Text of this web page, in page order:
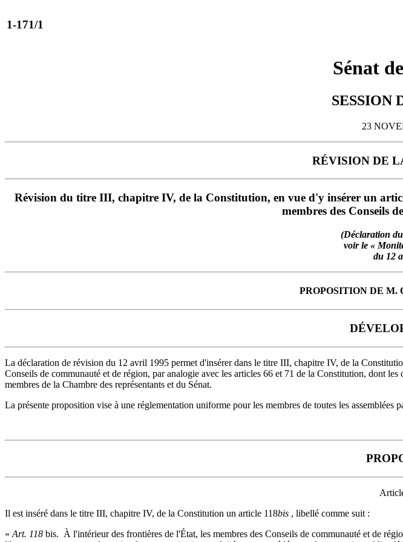
1-171/1
Sénat
SESSION
23
RÉVISION DE
Révision du titre III, chapitre IV, de la Constitution, en vue d'y insérer un
membres des Conseils
(Déclaration
voir le «
du 12
PROPOSITION DE M.
La déclaration de révision du 12 avril 1995 permet d'insérer dans le titre III, chapitre IV, de la
Conseils de communauté et de région, par analogie avec les articles 66 et 71 de la Constitution, dont
membres de la Chambre des représentants et du Sénat.
La présente proposition vise à une réglementation uniforme pour les membres de toutes les assemblées
Il est inséré dans le titre III, chapitre IV, de la Constitution un article 118bis , libellé comme suit :
« Art. 118 bis. ­ À l'intérieur des frontières de l'État, les membres des Conseils de communauté et de